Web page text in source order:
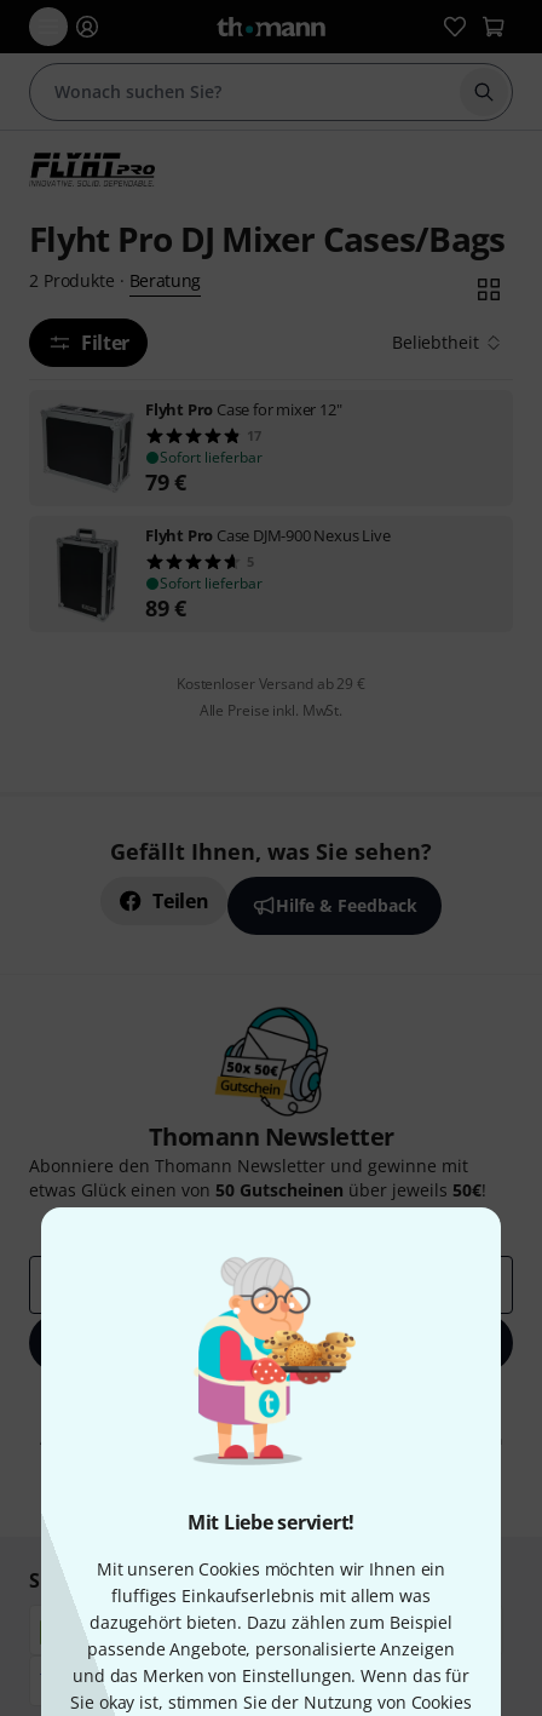
Mit Liebe serviert!
Mit unseren Cookies möchten wir Ihnen ein
fluffiges Einkaufserlebnis mit allem was
dazugehört bieten. Dazu zählen zum Beispiel
passende Angebote, personalisierte Anzeigen
und das Merken von Einstellungen. Wenn das für
Sie okay ist, stimmen Sie der Nutzung von Cookies
Suche
Flyht Pro DJ Mixer Cases/Bags
2 Produkte · Beratung
Filter Beliebtheit
Flyht Pro Case for mixer 12"
17
Sofort lieferbar
79€
Flyht Pro Case DJM-900 Nexus Live
5
Sofort lieferbar
89€
Kostenloser Versand ab 29 €
Alle Preise inkl. MwSt.
Gefällt Ihnen, was Sie sehen?
Teilen Hilfe & Feedback
Thomann Newsletter
Abonniere den Thomann Newsletter und gewinne mit
etwas Glück einen von 50 Gutscheinen über jeweils 50€!
Thomann Insights
Jetzt anmelden
Mit Klick auf „Jetzt anmelden“ stimmen Sie dem Erhalt von E-Mail-
Werbung und einer Messung des E-Mail-Nutzungsverhaltens zu. Die
Abmeldung ist jederzeit möglich. Weitere Informationen finden Sie in
unserenDatenschutzhinweisen
Sicher einkaufen & bezahlen